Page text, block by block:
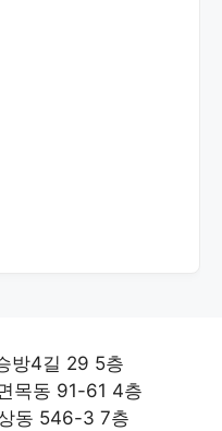
방4길 29 5층
목동 91-61 4층
동 546-3 7층